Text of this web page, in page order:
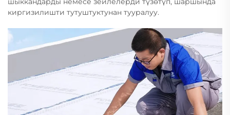
киргизилишти тутуштуктунан тууралуу.